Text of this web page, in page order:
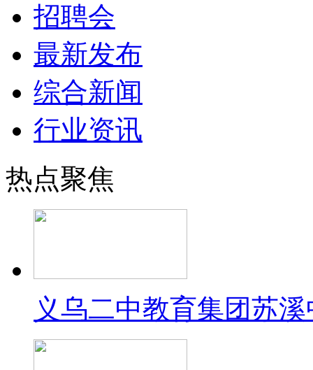
招聘会
最新发布
综合新闻
行业资讯
热点聚焦
义乌二中教育集团苏